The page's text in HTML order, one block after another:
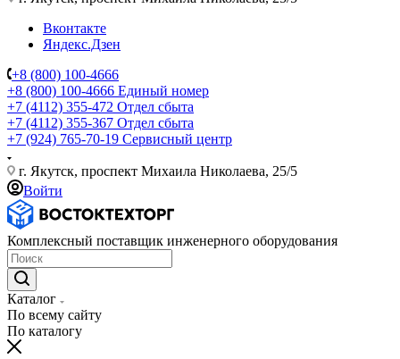
Вконтакте
Яндекс.Дзен
+8 (800) 100-4666
+8 (800) 100-4666 Единый номер
+7 (4112) 355-472 Отдел сбыта
+7 (4112) 355-367 Отдел сбыта
+7 (924) 765-70-19 Сервисный центр
г. Якутск, проспект Михаила Николаева, 25/5
Войти
Комплексный поставщик инженерного оборудования
Каталог
По всему сайту
По каталогу